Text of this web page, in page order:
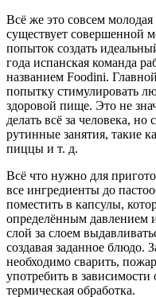
Всё же это совсем
существует совершенной
попыток создать
года испанская команда
названием Foodini.
попытку стимулировать
здоровой пище. Это не
делать всё за человека,
рутинные занятия, такие
пиццы и т. д.
Всё что нужно для
все ингредиенты до
поместить в капсулы,
определённым давлением
слой за слоем
создавая заданное блюдо.
необходимо сварить,
употребить в зависимости
термическая обработка.